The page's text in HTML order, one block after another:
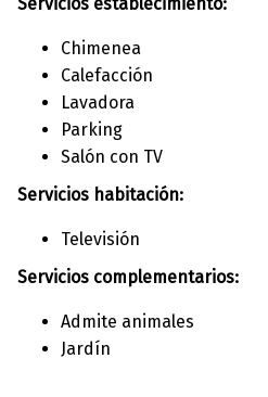
Chimenea
Calefacción
Lavadora
Parking
Salón con TV
Servicios habitación:
Televisión
Servicios complementarios:
Admite animales
Jardín